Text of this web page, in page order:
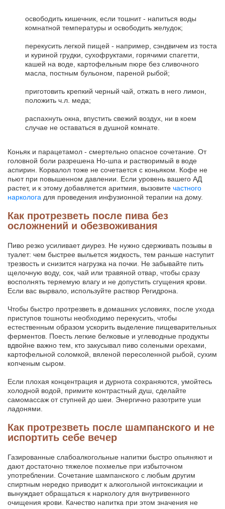
освободить кишечник, если тошнит - напиться воды
комнатной температуры и освободить желудок;
перекусить легкой пищей - например, сэндвичем из тоста
и куриной грудки, сухофруктами, горячими спагетти,
кашей на воде, картофельным пюре без сливочного
масла, постным бульоном, пареной рыбой;
приготовить крепкий черный чай, отжать в него лимон,
положить ч.л. меда;
распахнуть окна, впустить свежий воздух, ни в коем
случае не оставаться в душной комнате.
Коньяк и парацетамол - смертельно опасное сочетание. От
головной боли разрешена Но-шпа и растворимый в воде
аспирин. Корвалол тоже не сочетается с коньяком. Кофе не
пьют при повышенном давлении. Если уровень вашего АД
растет, и к этому добавляется аритмия, вызовите частного
нарколога для проведения инфузионной терапии на дому.
Как протрезветь после пива без
осложнений и обезвоживания
Пиво резко усиливает диурез. Не нужно сдерживать позывы в
туалет: чем быстрее выльется жидкость, тем раньше наступит
трезвость и снизится нагрузка на почки. Не забывайте пить
щелочную воду, сок, чай или травяной отвар, чтобы сразу
восполнять теряемую влагу и не допустить сгущения крови.
Если вас вырвало, используйте раствор Регидрона.
Чтобы быстро протрезветь в домашних условиях, после ухода
приступов тошноты необходимо перекусить, чтобы
естественным образом ускорить выделение пищеварительных
ферментов. Поесть легкие белковые и углеводные продукты
вдвойне важно тем, кто закусывал пиво солеными орехами,
картофельной соломкой, вяленой пересоленной рыбой, сухим
копченым сыром.
Если плохая концентрация и дурнота сохраняются, умойтесь
холодной водой, примите контрастный душ, сделайте
самомассаж от ступней до шеи. Энергично разотрите уши
ладонями.
Как протрезветь после шампанского и не
испортить себе вечер
Газированные слабоалкогольные напитки быстро опьяняют и
дают достаточно тяжелое похмелье при избыточном
употреблении. Сочетание шампанского с любым другим
спиртным нередко приводит к алкогольной интоксикации и
вынуждает обращаться к наркологу для внутривенного
очищения крови. Качество напитка при этом значения не